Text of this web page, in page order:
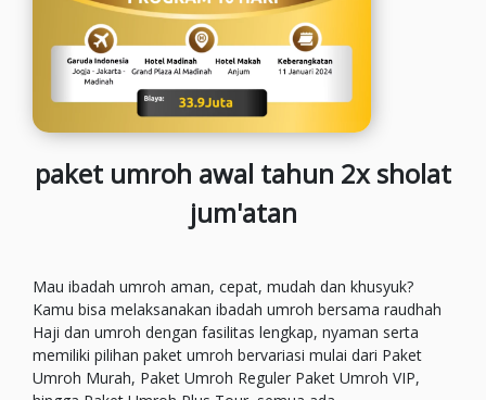
paket umroh awal tahun 2x sholat
jum'atan
Mau ibadah umroh aman, cepat, mudah dan khusyuk?
Kamu bisa melaksanakan ibadah umroh bersama raudhah
Haji dan umroh dengan fasilitas lengkap, nyaman serta
memiliki pilihan paket umroh bervariasi mulai dari Paket
Umroh Murah, Paket Umroh Reguler Paket Umroh VIP,